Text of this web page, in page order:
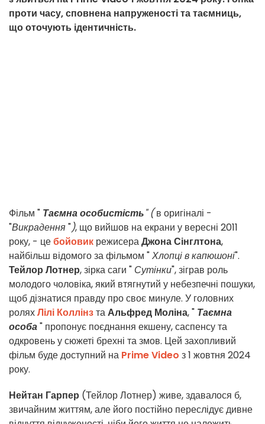
проти часу, сповнена напруженості та таємниць,
що оточують ідентичність.
Фільм " Таємна особистість" (в оригіналі -
"Викрадення"), що вийшов на екрани у вересні 2011
року, - цебойовик режисераДжона Сінглтона,
найбільш відомого за фільмом "Хлопці в капюшоні".
Тейлор Лотнер, зірка саги " Сутінки", зіграв роль
молодого чоловіка, який втягнутий у небезпечні пошуки,
щоб дізнатися правду про своє минуле. У головних
роляхЛілі КоллінзтаАльфред Моліна, " Таємна
особа" пропонує поєднання екшену, саспенсу та
одкровень у сюжеті брехні та змов. Цей захопливий
фільм буде доступний на Prime Video з 1 жовтня 2024
року.
Нейтан Гарпер (Тейлор Лотнер) живе, здавалося б,
звичайним життям, але його постійно переслідує дивне